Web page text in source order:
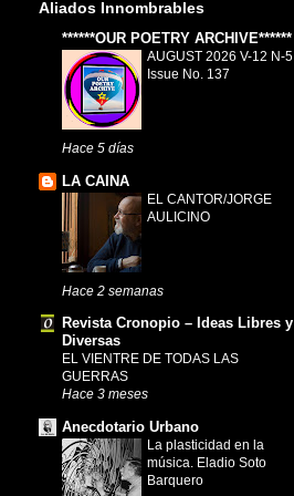
Aliados Innombrables
******OUR POETRY ARCHIVE******
AUGUST 2026 V-12 N-5
Issue No. 137
Hace 5 días
LA CAINA
EL CANTOR/JORGE
AULICINO
Hace 2 semanas
Revista Cronopio – Ideas Libres y
Diversas
EL VIENTRE DE TODAS LAS
GUERRAS
Hace 3 meses
Anecdotario Urbano
La plasticidad en la
música. Eladio Soto
Barquero